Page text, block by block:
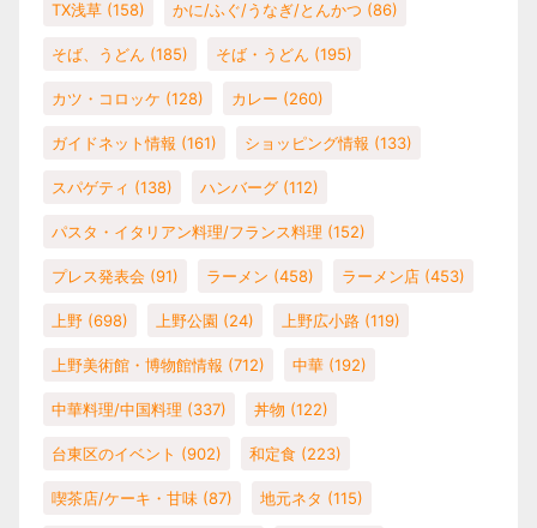
TX浅草 (158) かに/ふぐ/うなぎ/とんかつ (86)
そば、うどん (185) そば・うどん (195)
カツ・コロッケ (128) カレー (260)
ガイドネット情報 (161) ショッピング情報 (133)
スパゲティ (138) ハンバーグ (112)
パスタ・イタリアン料理/フランス料理 (152)
プレス発表会 (91) ラーメン (458) ラーメン店 (453)
上野 (698) 上野公園 (24) 上野広小路 (119)
上野美術館・博物館情報 (712) 中華 (192)
中華料理/中国料理 (337) 丼物 (122)
台東区のイベント (902) 和定食 (223)
喫茶店/ケーキ・甘味 (87) 地元ネタ (115)